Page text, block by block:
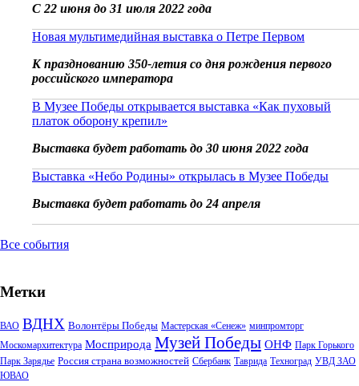
С 22 июня до 31 июля 2022 года
Новая мультимедийная выставка о Петре Первом
К празднованию 350-летия со дня рождения первого
российского императора
В Музее Победы открывается выставка «Как пуховый
платок оборону крепил»
Выставка будет работать до 30 июня 2022 года
Выставка «Небо Родины» открылась в Музее Победы
Выставка будет работать до 24 апреля
Все события
Метки
ВАО ВДНХ Волонтёры Победы Мастерская «Сенеж» минпромторг
Москомархитектура Мосприрода Музей Победы ОНФ Парк Горького
Парк Зарядье Россия страна возможностей Сбербанк Таврида Техноград УВД ЗАО
ЮВАО